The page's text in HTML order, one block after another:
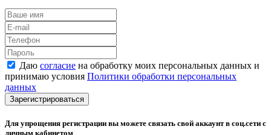
Даю согласие на обработку моих персональных данных и
принимаю условия Политики обработки персональных
данных
Зарегистрироваться
Для упрощения регистрации вы можете связать свой аккаунт в соц.сети с
личным кабинетом